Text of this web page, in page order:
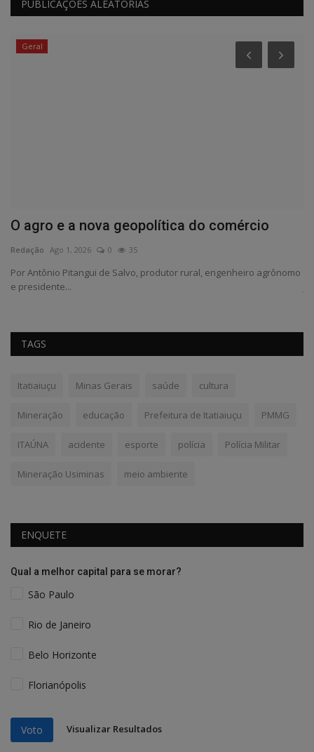
PUBLICAÇÕES ALEATÓRIAS
Geral
O agro e a nova geopolítica do comércio
Redação Ago 1, 2026 0 35
Por Antônio Pitangui de Salvo, produtor rural, engenheiro agrônomo
e presidente...
TAGS
Itatiaiuçu Minas Gerais saúde cultura
Mineração educação Prefeitura de Itatiaiuçu PMMG
ITAÚNA acidente esporte polícia Polícia Militar
Mineração Usiminas meio ambiente
ENQUETE
Qual a melhor capital para se morar?
São Paulo
Rio de Janeiro
Belo Horizonte
Florianópolis
Voto Visualizar Resultados